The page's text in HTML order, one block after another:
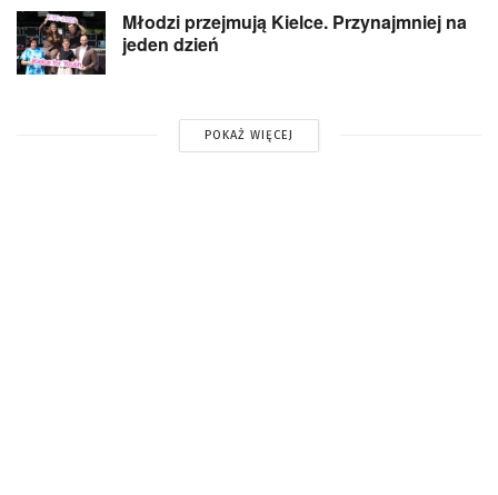
Młodzi przejmują Kielce. Przynajmniej na
jeden dzień
POKAŻ WIĘCEJ